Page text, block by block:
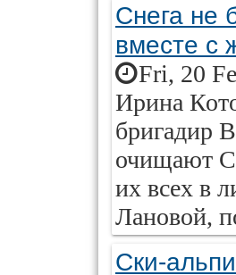
Снега не
вместе с
Fri, 20
Ирина
бригадир
очищают
их всех в
Лановой,
Ски-